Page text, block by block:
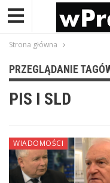
Strona główna
PRZEGLĄDANIE
PIS I SLD
WIADOMOŚCI